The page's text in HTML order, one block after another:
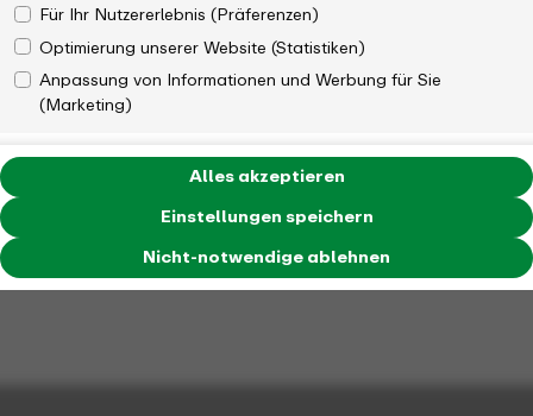
Für Ihr Nutzererlebnis (Präferenzen)
Optimierung unserer Website (Statistiken)
Anpassung von Informationen und Werbung für Sie
(Marketing)
Einstellungen speichern
Nicht-notwendige ablehnen
Alles akzeptieren